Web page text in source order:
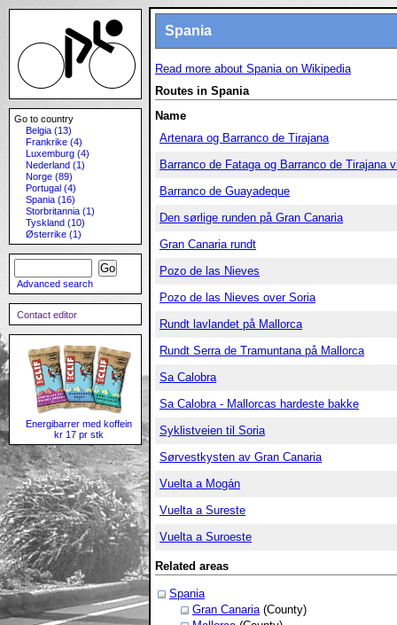
Spania
Read more about Spania on Wikipedia
Routes in Spania
Name
Artenara og Barranco de Tirajana
Barranco de Fataga og Barranco de Tirajana
Barranco de Guayadeque
Den sørlige runden på Gran Canaria
Gran Canaria rundt
Pozo de las Nieves
Pozo de las Nieves over Soria
Rundt lavlandet på Mallorca
Rundt Serra de Tramuntana på Mallorca
Sa Calobra
Sa Calobra - Mallorcas hardeste bakke
Syklistveien til Soria
Sørvestkysten av Gran Canaria
Vuelta a Mogán
Vuelta a Sureste
Vuelta a Suroeste
Related areas
Spania
Gran Canaria(County)
Go to country
Belgia (13)
Frankrike (4)
Luxemburg (4)
Nederland (1)
Norge (89)
Portugal (4)
Spania (16)
Storbritannia (1)
Tyskland (10)
Østerrike (1)
Advanced search
Contact editor
Energibarrer med koffein
kr 17 pr stk